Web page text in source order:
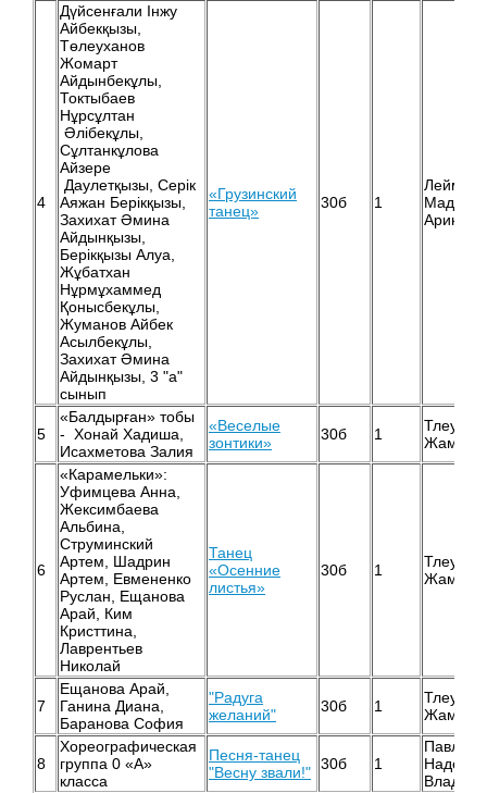
4
Дүйсенғали Інжу
Айбекқызы,
Төлеуханов
Жомарт
Айдынбекұлы,
Токтыбаев
Нұрсұлтан
Әлібекұлы,
Сұлтанкұлова
Айзере
Даулетқызы, Серік
Аяжан Берікқызы,
Захихат Әмина
Айдынқызы,
Берікқызы Алуа,
Жұбатхан
Нұрмұхаммед
Қонысбекұлы,
Жуманов Айбек
Асылбекұлы,
Захихат Әмина
Айдынқызы, 3 "а"
сынып
«Грузинский
танец»
30б 1
Мадина
5
«Балдырған» тобы
- Хонай Хадиша,
Исахметова Залия
«Веселые
зонтики»
30б 1
6
«Карамельки»:
Уфимцева Анна,
Жексимбаева
Альбина,
Струминский
Артем, Шадрин
Артем, Евмененко
Руслан, Ещанова
Арай, Ким
Кристтина,
Лаврентьев
Николай
Танец
«Осенние
листья»
30б 1
7
Ещанова Арай,
Ганина Диана,
Баранова София
"Радуга
желаний"
30б 1
8
Хореографическая
группа 0 «А»
класса
Песня-танец
"Весну звали!" 30б 1
Павлова
Надежда